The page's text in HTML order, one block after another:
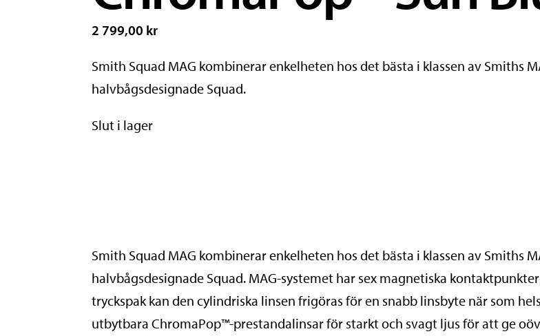
2 799,00 kr
Smith Squad MAG kombinerar enkelheten hos det bästa i klassen av Smiths
halvbågsdesignade Squad.
Slut i lager
Smith Squad MAG kombinerar enkelheten hos det bästa i klassen av Smiths
halvbågsdesignade Squad. MAG-systemet har sex magnetiska
tryckspak kan den cylindriska linsen frigöras för en snabb linsbyte när som
utbytbara ChromaPop™-prestandalinsar för starkt och svagt ljus för att ge